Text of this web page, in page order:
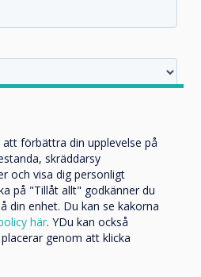
together is
really
down
watch along
förbättra din upplevelse på
skräddarsy
och visa dig personligt
på "Tillåt allt" godkänner du
din enhet. Du kan se kakorna
här. YDu kan också
genom att klicka
angående våra produkter och